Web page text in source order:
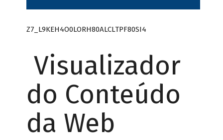
Z7_L9KEH4O0LORH80ALCLTPF80SI4
Visualizador
do Conteúdo
da Web